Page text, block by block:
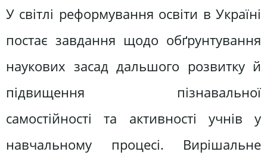
У світлі реформування освіти в Україні
постає завдання щодо обґрунтування
наукових засад дальшого розвитку й
підвищення пізнавальної
самостійності та активності учнів у
навчальному процесі. Вирішальне